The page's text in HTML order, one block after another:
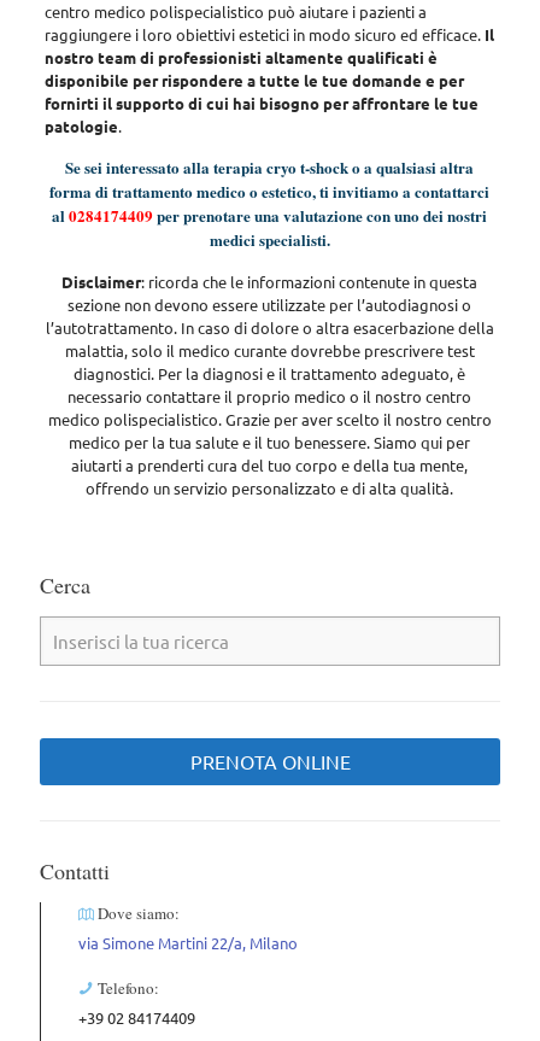
centro medico polispecialistico può aiutare i pazienti a
raggiungere i loro obiettivi estetici in modo sicuro ed efficace. Il
nostro team di professionisti altamente qualificati è
disponibile per rispondere a tutte le tue domande e per
fornirti il supporto di cui hai bisogno per affrontare le tue
patologie.
Se sei interessato alla terapia cryo t-shock o a qualsiasi altra
forma di trattamento medico o estetico, ti invitiamo a contattarci
al0284174409per prenotare una valutazione con uno dei nostri
medici specialisti.
Disclaimer: ricorda che le informazioni contenute in questa
sezione non devono essere utilizzate per l’autodiagnosi o
l’autotrattamento. In caso di dolore o altra esacerbazione della
malattia, solo il medico curante dovrebbe prescrivere test
diagnostici. Per la diagnosi e il trattamento adeguato, è
necessario contattare il proprio medico o il nostro centro
medico polispecialistico. Grazie per aver scelto il nostro centro
medico per la tua salute e il tuo benessere. Siamo qui per
aiutarti a prenderti cura del tuo corpo e della tua mente,
offrendo un servizio personalizzato e di alta qualità.
Cerca
PRENOTA ONLINE
Contatti
Dove siamo:
via Simone Martini 22/a, Milano
Telefono:
+39 02 84174409